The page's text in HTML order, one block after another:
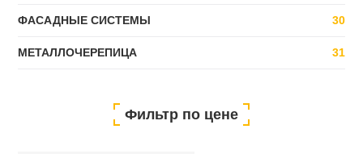
ФАСАДНЫЕ СИСТЕМЫ 30
МЕТАЛЛОЧЕРЕПИЦА 31
Фильтр по цене